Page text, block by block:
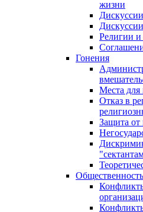
жизни
Религии и
Гонения
Места
Отказ в
Защита от